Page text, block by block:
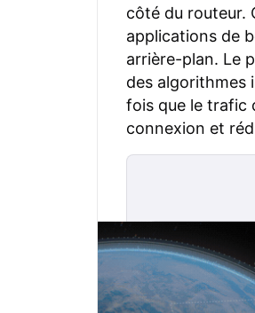
côté du routeur.
applications de
arrière-plan. Le
des algorithmes
fois que le trafic
connexion et